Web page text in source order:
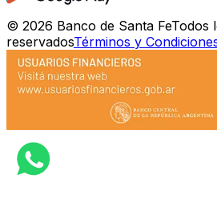
© 2026 Banco de Santa FeTodos
reservadosTérminos y